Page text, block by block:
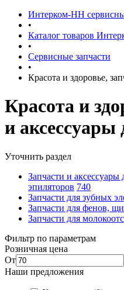
Интерком-НН
•
Каталог товаров
•
Сервисные запчасти
•
Красота и здоровье,
Красота и
и аксессуары
Уточнить раздел
Запчасти и аксессуары
эпиляторов 740
Запчасти для зубных
Запчасти для фенов,
Запчасти для
Фильтр по параметрам
Розничная цена
От
Наши предложения